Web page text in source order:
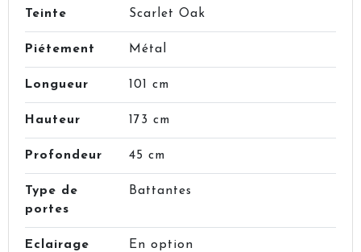
Teinte Scarlet Oak
Piétement Métal
Longueur 101 cm
Hauteur 173 cm
Profondeur 45 cm
Type de
portes
Battantes
Eclairage En option